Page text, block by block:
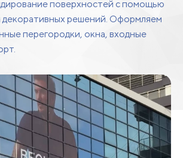
поверхностей с помощью
декоративных решений. Оформляем
перегородки, окна, входные